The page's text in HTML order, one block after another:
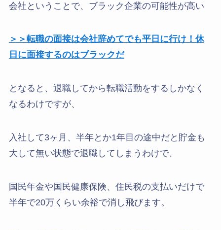
会社ということで、ブラック企業の可能性が高い
＞＞転職の面接は会社辞めてでも平日に行け！休
日に面接するのはブラックだ
となると、退職してから転職活動をするしかなく
なるわけですが、
入社して3ヶ月、半年とか1年目の途中だと貯金も
大して無い状態で退職してしまうわけで、
国民年金や国民健康保険、住民税の支払いだけで
半年で20万くらい余裕で消し飛びます。